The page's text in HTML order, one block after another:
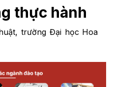
thực hành
trường Đại học Hoa